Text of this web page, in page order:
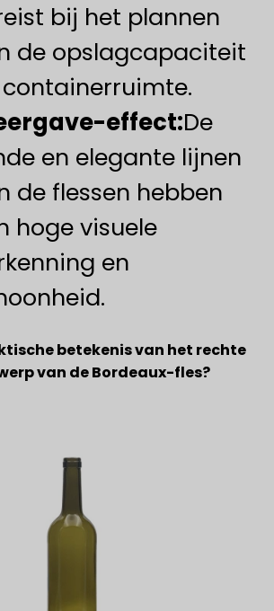
bij het plannen
de opslagcapaciteit
effect:De
en elegante lijnen
de flessen hebben
hoge visuele
en
betekenis van het rechte
van de Bordeaux-fles?